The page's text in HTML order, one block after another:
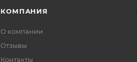
КОМПАНИЯ
О компании
Отзывы
Контакты